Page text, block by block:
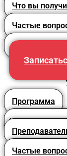
Что вы
Частые
Преподаватели
Программа
Что вы
Частые